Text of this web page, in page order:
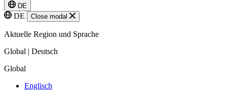
DE
DE Close modal
Aktuelle Region und Sprache
Global | Deutsch
Global
Englisch